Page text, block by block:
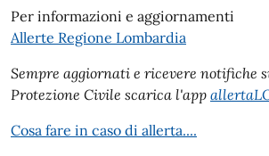
Per informazioni e aggiornamenti
Allerte Regione Lombardia
Sempre aggiornati e ricevere notifiche
Protezione Civile scarica l'app
Cosa fare in caso di allerta....